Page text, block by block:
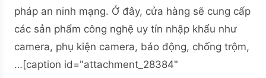
pháp an ninh mạng. Ở đây, cửa hàng sẽ cung cấp
các sản phẩm công nghệ uy tín nhập khẩu như
camera, phụ kiện camera, báo động, chống trộm,
… [caption id="attachment_28384"